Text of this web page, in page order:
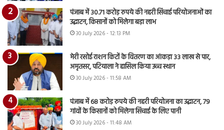
पंजाब में 30.71 करोड़ रुपये की नहरी सिंचाई परियोजनाओं का
उद्घाटन, किसानों को मिलेगा बड़ा लाभ
30 July 2026 - 12:13 PM
मेरी रसोई राशन किटों के वितरण का आंकड़ा 33 लाख से पार,
अमृतसर, पटियाला ने हासिल किया उच्च स्थान
30 July 2026 - 11:58 AM
पंजाब में 68 करोड़ रुपये की नहरी परियोजना का उद्घाटन, 79
गांवों के किसानों को मिलेगा सिंचाई के लिए पानी
30 July 2026 - 11:48 AM